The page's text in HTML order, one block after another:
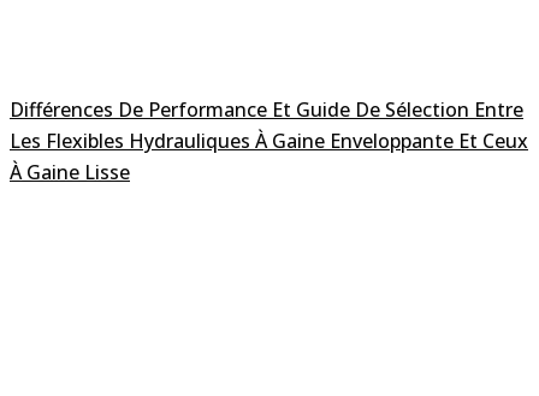
Différences De Performance Et Guide De Sélection Entre
Les Flexibles Hydrauliques À Gaine Enveloppante Et Ceux
À Gaine Lisse